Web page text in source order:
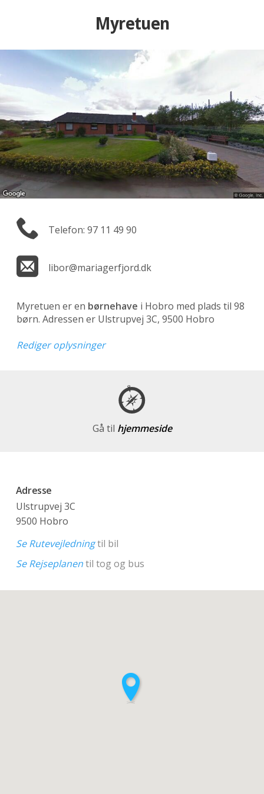
Myretuen
Telefon: 97 11 49 90
libor@mariagerfjord.dk
Myretuen er en børnehave i Hobro med plads til 98
børn. Adressen er Ulstrupvej 3C, 9500 Hobro
Rediger oplysninger
Gå til hjemmeside
Adresse
Ulstrupvej 3C
9500 Hobro
Se Rutevejledningtil bil
Se Rejseplanentil tog og bus